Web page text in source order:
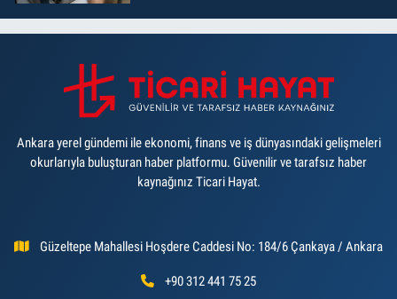
Ankara yerel gündemi ile ekonomi, finans ve iş dünyasındaki gelişmeleri
okurlarıyla buluşturan haber platformu. Güvenilir ve tarafsız haber
kaynağınız Ticari Hayat.
Güzeltepe Mahallesi Hoşdere Caddesi No: 184/6 Çankaya / Ankara
+90 312 441 75 25